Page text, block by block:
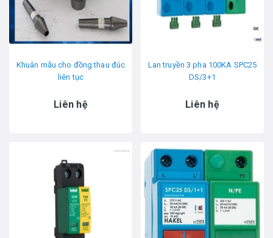
Khuân mẫu cho đồng thau đúc
liên tục
Liên hệ
Lan truyền 3 pha 100KA SPC25
DS/3+1
Liên hệ